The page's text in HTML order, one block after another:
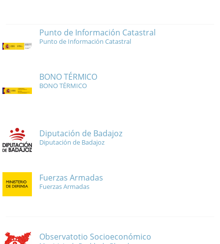
Punto de Información Catastral
Punto de Información Catastral
BONO TÉRMICO
BONO TÉRMICO
Diputación de Badajoz
Diputación de Badajoz
Fuerzas Armadas
Fuerzas Armadas
Observatotio Socioeconómico